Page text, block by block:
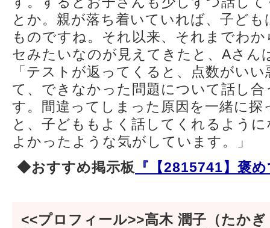
とか。親が落ち着いていれば、子ど
ものですね。それ以来、それまでわ
セみたいなのが見えてきたと、Aさん
「テストが返ってくると、点数がい
て、できなかった問題について話し
す。間違ってしまった原因を一緒に
と、子どももよく話してくれるよう
よかったような気がしています。」
◆おすすめ掲示板 『【2815741】褒
<<プロフィール>>高木 潤子（たか